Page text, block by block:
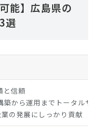
能】広島県の
選
と信頼
築から運用までトータルサ
の発展にしっかり貢献